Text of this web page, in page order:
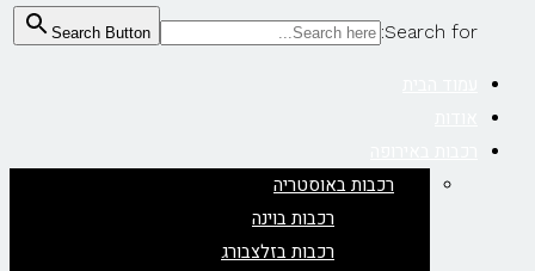
Search for:
Search Button
רכבות באוסטריה
רכבות בוינה
רכבות בזלצבורג